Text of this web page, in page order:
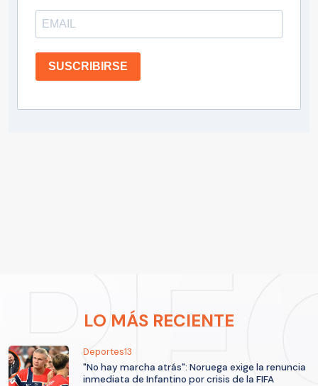
SUSCRIBIRSE
LO MÁS RECIENTE
Deportes13
"No hay marcha atrás": Noruega exige la renuncia
inmediata de Infantino por crisis de la FIFA